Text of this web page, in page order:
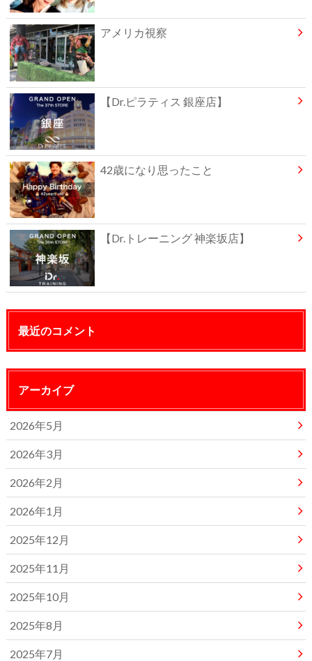
アメリカ視察
【Dr.ピラティス 銀座店】
42歳になり思ったこと
【Dr.トレーニング 神楽坂店】
最近のコメント
アーカイブ
2026年5月
2026年3月
2026年2月
2026年1月
2025年12月
2025年11月
2025年10月
2025年8月
2025年7月